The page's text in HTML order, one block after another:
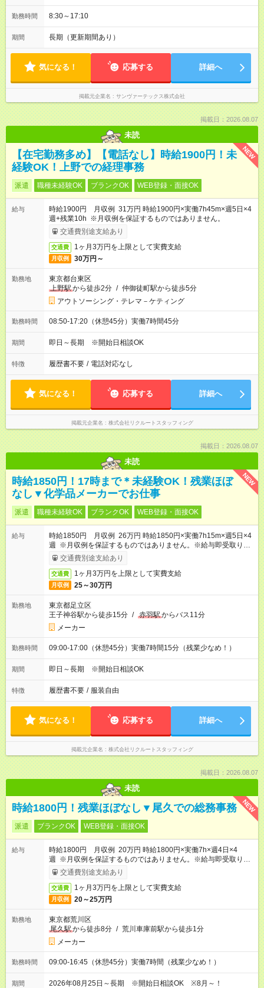
勤務時間 8:30～17:10
期間 長期（更新期間あり）
気になる！ 応募する 詳細へ
掲載元企業名 サンヴァーテックス株式会社
掲載日：2026.08.07
未読
NEW
【在宅勤務多め】【電話なし】時給1900円！未
経験OK！上野での経理事務
派遣 職種未経験OK ブランクOK WEB登録・面接OK
給与
時給1900円 月収例 31万円 時給1900円×実働7h45m×週5日×4
週+残業10h ※月収例を保証するものではありません。
交通費別途支給あり
交通費 1ヶ月3万円を上限として実費支給
月収例 30万円～
勤務地
東京都台東区
上野駅から徒歩2分 / 仲御徒町駅から徒歩5分
アウトソーシング・テレマ－ケティング
勤務時間 08:50-17:20（休憩45分）実働7時間45分
期間 即日～長期 ※開始日相談OK
特徴 履歴書不要 / 電話対応なし
気になる！ 応募する 詳細へ
掲載元企業名 株式会社リクルートスタッフィング
掲載日：2026.08.07
未読
NEW
時給1850円！17時まで＊未経験OK！残業ほぼ
なし▼化学品メーカーでお仕事
派遣 職種未経験OK ブランクOK WEB登録・面接OK
給与
時給1850円 月収例 26万円 時給1850円×実働7h15m×週5日×4
週 ※月収例を保証するものではありません。※給与即受取りサ
ービス利用可（利用条件有）
交通費別途支給あり
交通費 1ヶ月3万円を上限として実費支給
月収例 25～30万円
勤務地
東京都足立区
王子神谷駅から徒歩15分 / 赤羽駅からバス11分
メーカー
勤務時間 09:00-17:00（休憩45分）実働7時間15分（残業少なめ！）
期間 即日～長期 ※開始日相談OK
特徴 履歴書不要 / 服装自由
気になる！ 応募する 詳細へ
掲載元企業名 株式会社リクルートスタッフィング
掲載日：2026.08.07
未読
NEW
時給1800円！残業ほぼなし▼尾久での総務事務
派遣 ブランクOK WEB登録・面接OK
給与
時給1800円 月収例 20万円 時給1800円×実働7h×週4日×4
週 ※月収例を保証するものではありません。※給与即受取りサ
ービス利用可（利用条件有）
交通費別途支給あり
交通費 1ヶ月3万円を上限として実費支給
月収例 20～25万円
勤務地
東京都荒川区
尾久駅から徒歩8分 / 荒川車庫前駅から徒歩1分
メーカー
勤務時間 09:00-16:45（休憩45分）実働7時間（残業少なめ！）
期間 2026年08月25日～長期 ※開始日相談OK ※8月～！